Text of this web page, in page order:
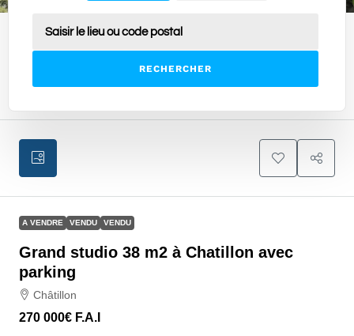
RECHERCHER
A VENDRE VENDU VENDU
Grand studio 38 m2 à Chatillon avec
parking
Châtillon
270 000€ F.A.I